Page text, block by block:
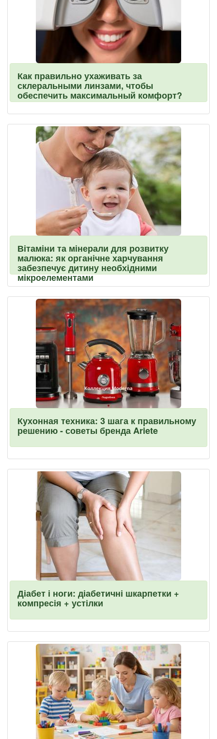
Как правильно ухаживать за
склеральными линзами, чтобы
обеспечить максимальный комфорт?
Вітаміни та мінерали для розвитку
малюка: як органічне харчування
забезпечує дитину необхідними
мікроелементами
Кухонная техника: 3 шага к правильному
решению - советы бренда Ariete
Діабет і ноги: діабетичні шкарпетки +
компресія + устілки